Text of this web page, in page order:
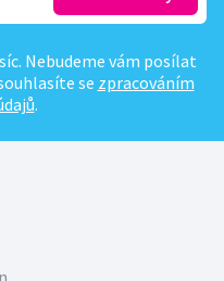
Nebudeme vám posílat
se zpracováním
.